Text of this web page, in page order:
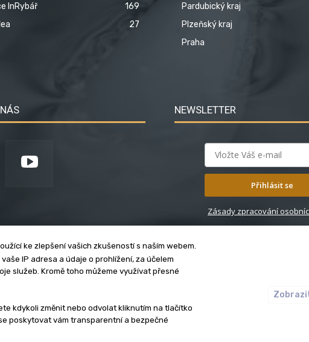
InRybář
169
27
Pardubický kraj
Plzeňský kraj
Praha
NEWSLETTER
Přihlásit se
Zásady zpracování
Privacy policy Cookies Etický kodex
který je zde uveřejněný, se vztahují autorská práva. Redakce InRybar.cz.
ke zlepšení vašich zkušeností s naším webem.
IP adresa a údaje o prohlížení, za účelem
služeb. Kromě toho můžeme využívat přesné
kdykoli změnit nebo odvolat kliknutím na tlačítko
poskytovat vám transparentní a bezpečné